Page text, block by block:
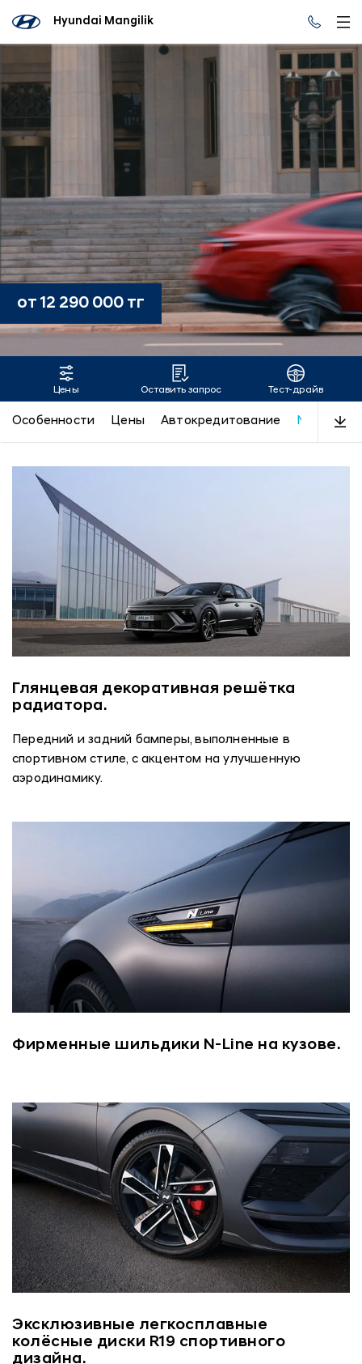
Hyundai Mangilik
SONATA
от 12 290 000 тг
Цены Оставить запрос Тест-драйв
Особенности Цены Автокредитование N-Line
Глянцевая декоративная решётка
радиатора.
Передний и задний бамперы, выполненные в
спортивном стиле, с акцентом на улучшенную
аэродинамику.
Фирменные шильдики N-Line на кузове.
Эксклюзивные легкосплавные
колёсные диски R19 спортивного
дизайна.